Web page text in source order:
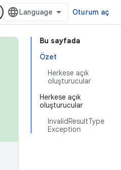
Oturum aç
Bu sayfada
Özet
Herkese açık
oluşturucular
Herkese açık
oluşturucular
InvalidResultType
Exception